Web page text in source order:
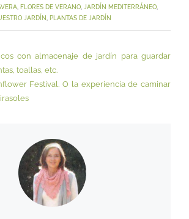
, FLORES DE VERANO, JARDÍN MEDITERRÁNEO,
JARDÍN, PLANTAS DE JARDÍN
con almacenaje de jardín para guardar
toallas, etc.
Festival. O la experiencia de caminar